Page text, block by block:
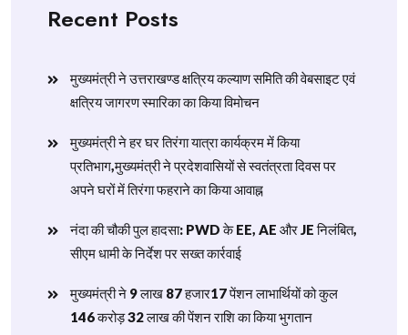
Recent Posts
मुख्यमंत्री ने उत्तराखण्ड क्षत्रिय कल्याण समिति की वेबसाइट एवं
क्षत्रिय जागरण स्मारिका का किया विमोचन
मुख्यमंत्री ने हर घर तिरंगा यात्रा कार्यक्रम में किया
प्रतिभाग,मुख्यमंत्री ने प्रदेशवासियों से स्वतंत्रता दिवस पर
अपने घरों में तिरंगा फहराने का किया आवाह्न
नंदा की चौकी पुल हादसा: PWD के EE, AE और JE निलंबित,
सीएम धामी के निर्देश पर सख्त कार्रवाई
मुख्यमंत्री ने 9 लाख 87 हजार17 पेंशन लाभार्थियों को कुल
146 करोड़ 32 लाख की पेंशन राशि का किया भुगतान